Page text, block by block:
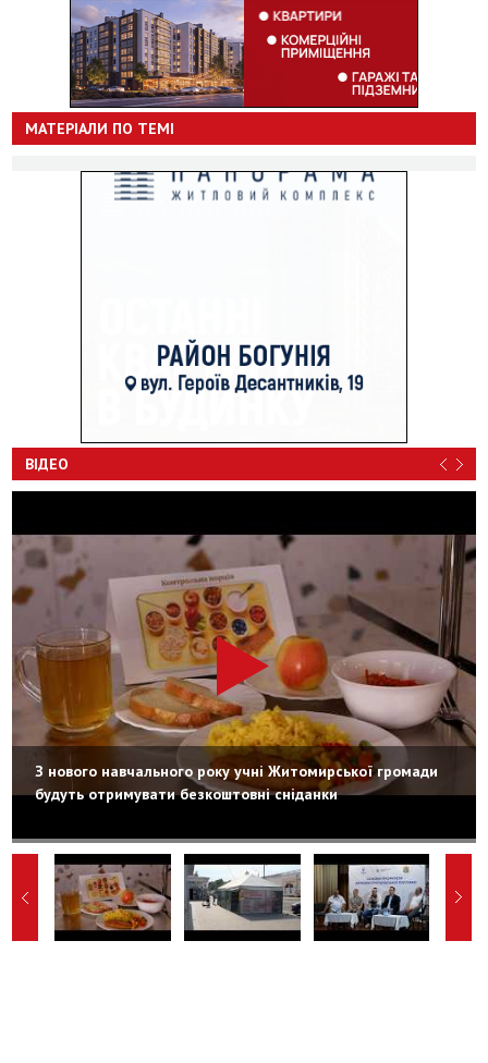
МАТЕРІАЛИ ПО ТЕМІ
ВІДЕО
З нового навчального року учні Житомирської громади
будуть отримувати безкоштовні сніданки